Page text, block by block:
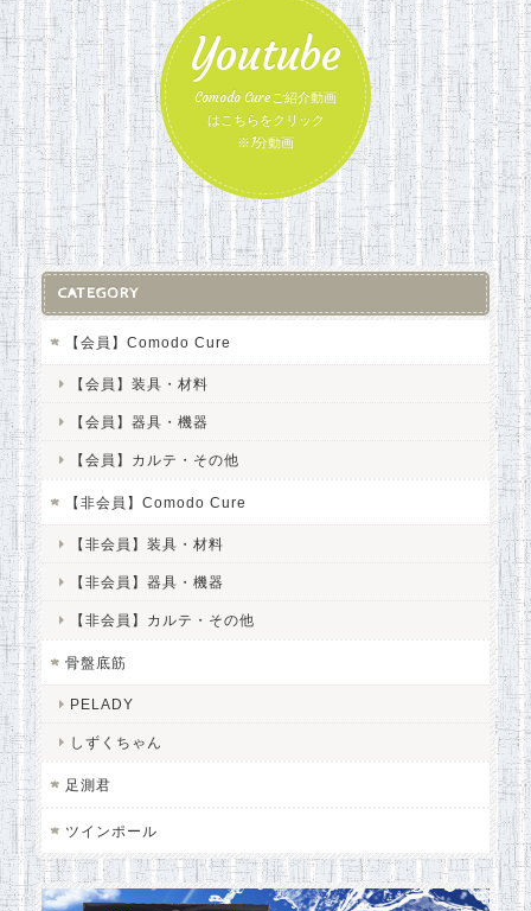
Youtube
Comodo Cureご紹介動画
はこちらをクリック
※1分動画
CATEGORY
【会員】Comodo Cure
【会員】装具・材料
【会員】器具・機器
【会員】カルテ・その他
【非会員】Comodo Cure
【非会員】装具・材料
【非会員】器具・機器
【非会員】カルテ・その他
骨盤底筋
PELADY
しずくちゃん
足測君
ツインポール